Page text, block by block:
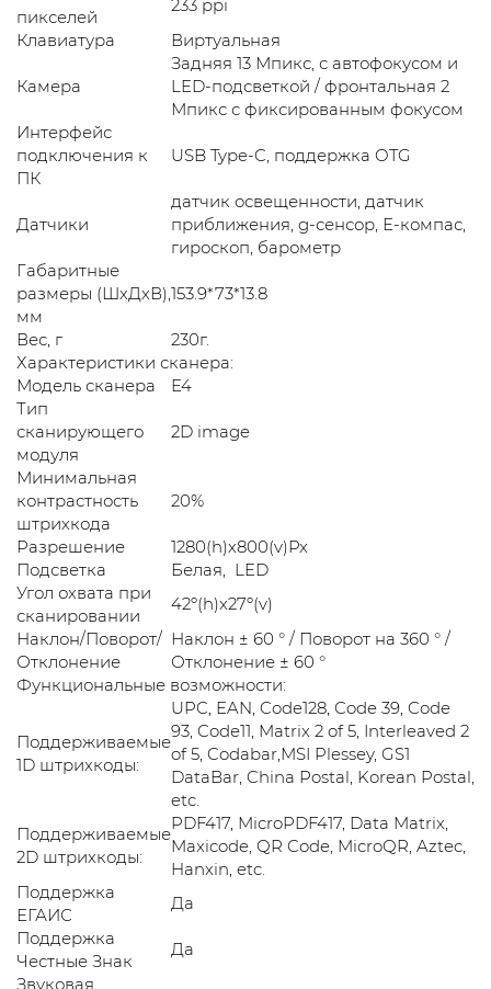
пикселей
233 ppi
Клавиатура
Виртуальная
Камера
Задняя 13 Мпикс, с автофокусом и
LED-подсветкой / фронтальная 2
Мпикс с фиксированным фокусом
Интерфейс
подключения к
ПК
USB Type-C, поддержка OTG
Датчики
датчик освещенности, датчик
приближения, g-сенсор, Е-компас,
гироскоп, барометр
Габаритные
размеры (ШхДхВ),
мм
153.9*73*13.8
Вес, г
230г.
Характеристики сканера:
Модель сканера
E4
Тип
сканирующего
модуля
2D image
Минимальная
контрастность
штрихкода
20%
Разрешение
1280(h)х800(v)Px
Подсветка
Белая, LED
Угол охвата при
сканировании
42º(h)x27º(v)
Наклон/Поворот/
Отклонение
Наклон ± 60 ° / Поворот на 360 ° /
Отклонение ± 60 °
Функциональные возможности:
Поддерживаемые
1D штрихкоды:
UPC, EAN, Code128, Code 39, Code
93, Code11, Matrix 2 of 5, Interleaved 2
of 5, Codabar,MSI Plessey, GS1
DataBar, China Postal, Korean Postal,
etc.
Поддерживаемые
2D штрихкоды:
PDF417, MicroPDF417, Data Matrix,
Maxicode, QR Code, MicroQR, Aztec,
Hanxin, etc.
Поддержка
ЕГАИС
Да
Поддержка
Честные Знак
Да
Звуковая